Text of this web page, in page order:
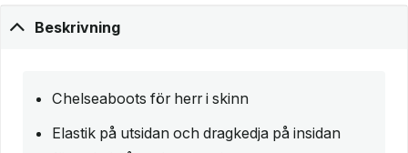
Beskrivning
Chelseaboots för herr i skinn
Elastik på utsidan och dragkedja på insidan